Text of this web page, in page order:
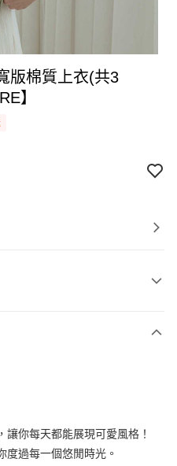
版棉質上衣(共3
】
你每天都能展現可愛風格！
度過每一個悠閒時光。